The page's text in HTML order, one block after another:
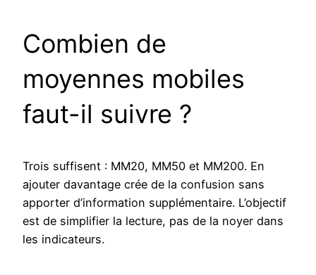
Combien de
moyennes mobiles
faut-il suivre ?
Trois suffisent : MM20, MM50 et MM200. En
ajouter davantage crée de la confusion sans
apporter d’information supplémentaire. L’objectif
est de simplifier la lecture, pas de la noyer dans
les indicateurs.